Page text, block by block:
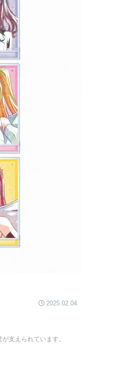
2025.02.04
支えられています。